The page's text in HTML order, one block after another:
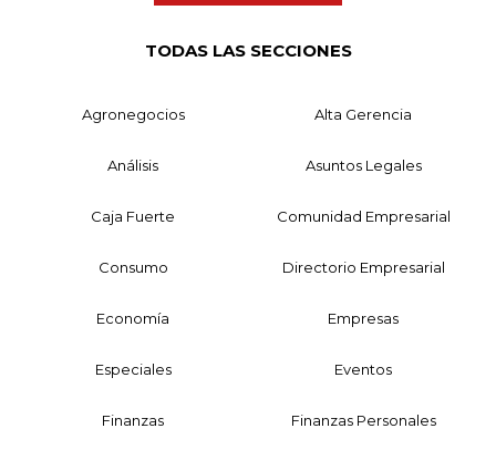
TODAS LAS SECCIONES
Agronegocios Alta Gerencia
Análisis Asuntos Legales
Caja Fuerte Comunidad Empresarial
Consumo Directorio Empresarial
Economía Empresas
Especiales Eventos
Finanzas Finanzas Personales